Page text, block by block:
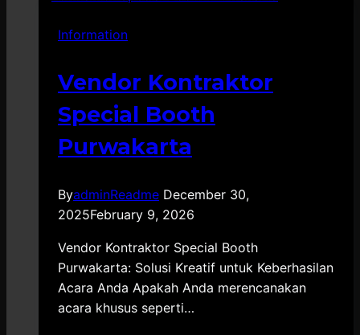
Information
Vendor Kontraktor
Special Booth
Purwakarta
ByadminReadme December 30,
2025February 9, 2026
Vendor Kontraktor Special Booth
Purwakarta: Solusi Kreatif untuk Keberhasilan
Acara Anda Apakah Anda merencanakan
acara khusus seperti…